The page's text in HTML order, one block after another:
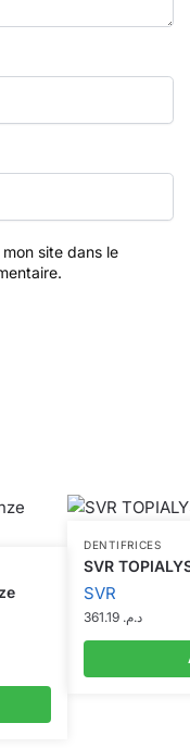
site dans le
DENTIFRICES
SVR
SVR
د.م.